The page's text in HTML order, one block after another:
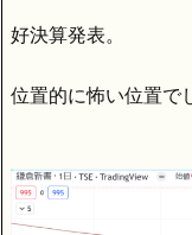
好決算発表。
位置的に怖い位置で